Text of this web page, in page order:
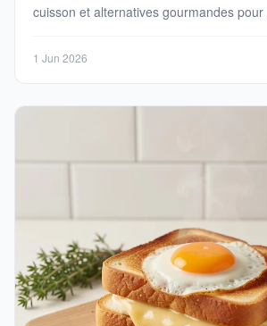
cuisson et alternatives gourmandes
1 Jun 2026